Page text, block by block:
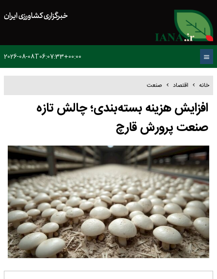
خبرگزاری کشاورزی ایران
2026-08-08T06:07:33+00:00
خانه اقتصاد صنعت
افزایش هزینه بسته‌بندی؛ چالش تازه
صنعت پرورش قارچ